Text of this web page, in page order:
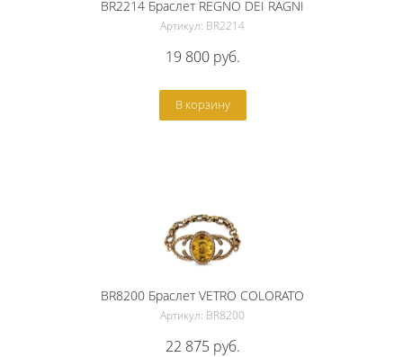
BR2214 Браслет REGNO DEI RAGNI
Артикул: BR2214
19 800руб.
В корзину
BR8200 Браслет VETRO COLORATO
Артикул: BR8200
22 875 руб.